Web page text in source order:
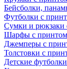
Бейсболки,
Футболки с
Сумки и рюкзаки
Шарфы с принтом
Джемперы с
Толстовки с
Детские